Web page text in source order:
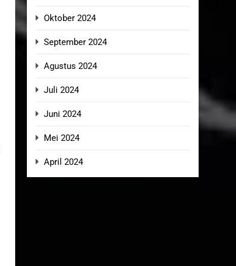
Oktober 2024
September 2024
Agustus 2024
Juli 2024
Juni 2024
Mei 2024
April 2024